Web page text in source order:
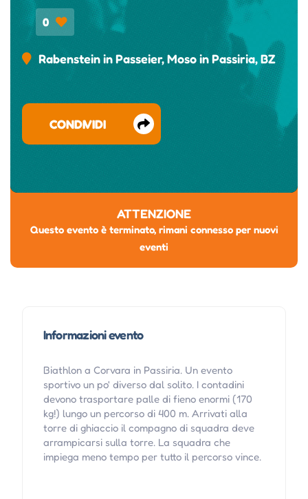
0
Rabenstein in Passeier, Moso in Passiria, BZ
CONDIVIDI
ATTENZIONE
Questo evento è terminato, rimani connesso per nuovi
eventi
Informazioni evento
Biathlon a Corvara in Passiria. Un evento
sportivo un po' diverso dal solito. I contadini
devono trasportare palle di fieno enormi (170
kg!) lungo un percorso di 400 m. Arrivati alla
torre di ghiaccio il compagno di squadra deve
arrampicarsi sulla torre. La squadra che
impiega meno tempo per tutto il percorso vince.